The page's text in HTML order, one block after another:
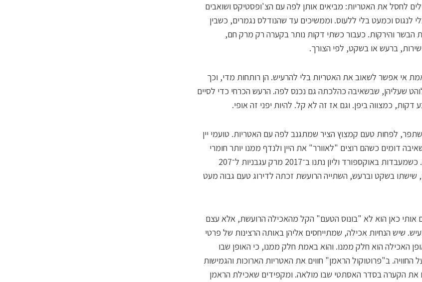
לחסל את האטריות: מביאים אותן לפה עם הצ'ופסטיקס ושואבים
לנגוס וכמעט בלי ללעוס. וממשיכים עד שהנודלס נגמרים, כשבין
הבשר והירקות. כעבור כשתי דקות נותר בקערה רק מרק חם,
ברעש או בשקט, לפי הצורך.
אי אפשר לשאוב את האטריות בלי להרעיש. הן רותחות מדי, וכך
שעליהן, שבשאיבה כהלכתה גם נכנס לפה. הרעש הכרחי כדי לסיים
כמצווה ביפן. וגם אז זה לא קל. להיות יפני זה אופי.
לפחות טעם קמצוץ הציר שמתגנב לפה עם האטריות. טועמי יין
דומים כשהם רוצים "לאוורר" את היין ולנדף ממנו יותר חומרי
ניחוח לחלל הפה. כשמעבדות באוקספורד וליוֹן נתנו ב־2017 מרק עגבניות ל־207
שישתו בשקט וברעש, השתייה הרועשת זכתה לדירוג טעם גבוה מעט
כאן הוא לא "בונוס הטעם" הקל מהאכילה הרועשת, אלא עצם
שיש הנחיות אכילה, שמתייחסים אליהן באותה הרצינות של פרטי
האכילה הוא חלק ממנו. והוא באמת חלק ממנו, כי האופן שבו
החוויה. ב"פרוטוקול הראמן" חווים את האטריות הארוכות והגמישות
את הקערה בסדר האסתטי שבו מולאה. ומקפידים שאכילת הראמן